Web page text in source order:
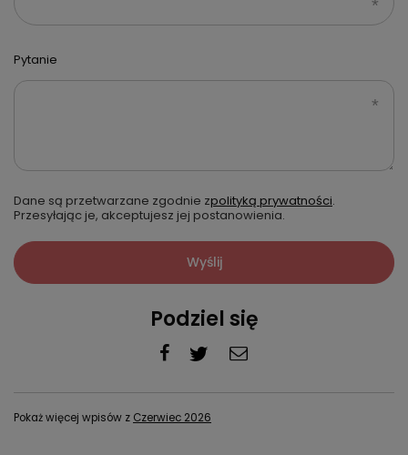
Pytanie
Dane są przetwarzane zgodnie zpolityką prywatności.
Przesyłając je, akceptujesz jej postanowienia.
Wyślij
Podziel się
Pokaż więcej wpisów z Czerwiec 2026